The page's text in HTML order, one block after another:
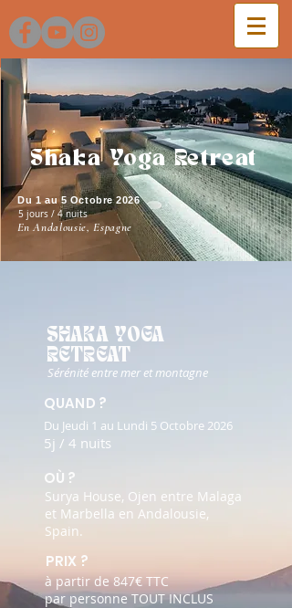
Shaka Yoga Retreat
Du 1 au 5 Octobre 2026
5 jours / 4 nuits
En Andalousie, Espagne
SHAKA YOGA
RETREAT
Sérénité entre mer et montagne
QUAND ?
Du Jeudi 1 au Lundi 5 Octobre 2026
5j / 4 nuits
OÙ ?
Surya House, Ojen entre Malaga
et Marbella en Andalousie,
Spain.
PRIX ?
à partir de 847€ TTC
par personneTOUT INCLUS